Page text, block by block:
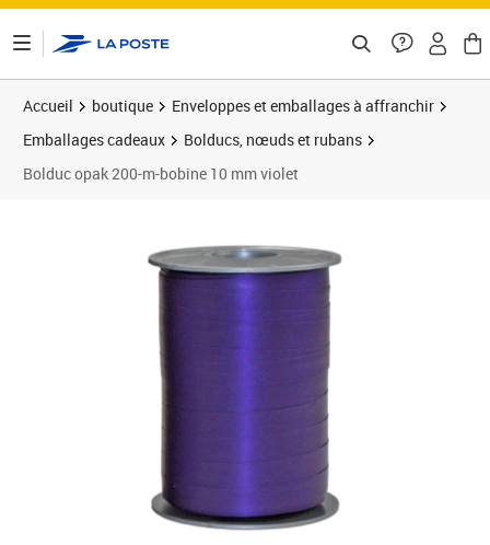
Accueil boutique
Enveloppes et emballages à affranchir
Emballages cadeaux
Bolducs, nœuds et rubans
Bolduc opak 200-m-bobine 10 mm violet